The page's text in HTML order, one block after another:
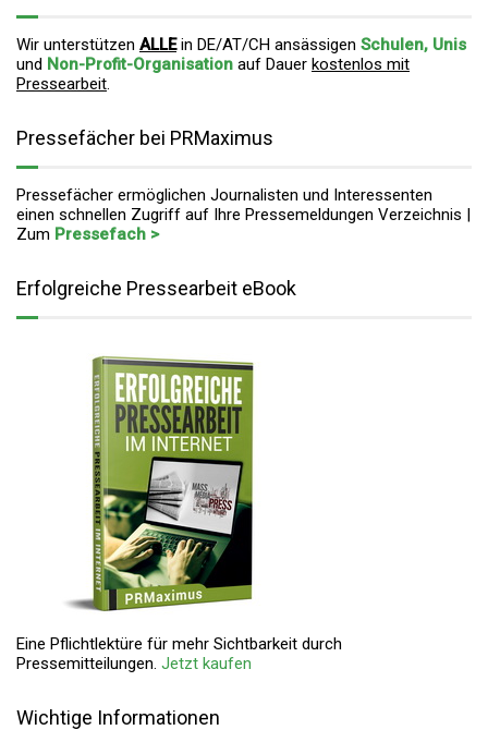
Wir unterstützen ALLEin DE/AT/CH ansässigen Schulen, Unis
und Non-Profit-Organisation auf Dauer kostenlos mit
Pressearbeit.
Pressefächer bei PRMaximus
Pressefächer ermöglichen Journalisten und Interessenten
einen schnellen Zugriff auf Ihre Pressemeldungen Verzeichnis |
Zum Pressefach >
Erfolgreiche Pressearbeit eBook
Eine Pflichtlektüre für mehr Sichtbarkeit durch
Pressemitteilungen. Jetzt kaufen
Wichtige Informationen